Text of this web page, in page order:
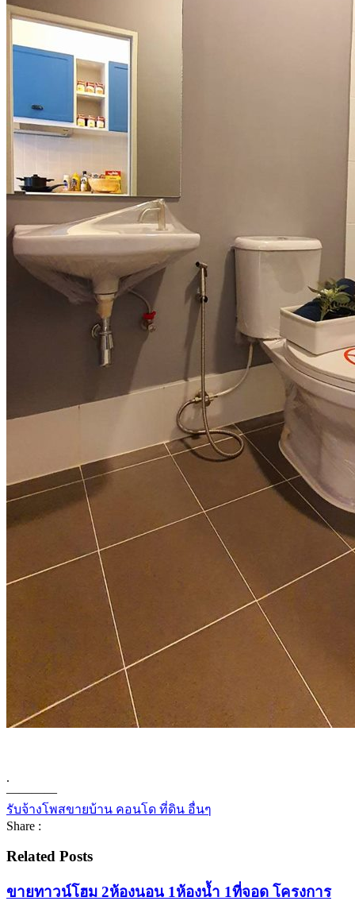
.
————
รับจ้างโพสขายบ้าน คอนโด ที่ดิน อื่นๆ
Share :
Related Posts
ขายทาวน์โฮม 2ห้องนอน 1ห้องน้ำ 1ที่จอด โครงการ